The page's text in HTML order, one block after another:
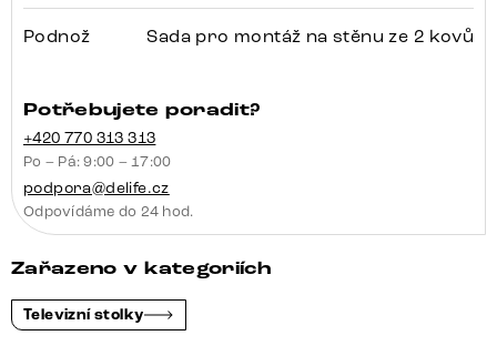
Podnož Sada pro montáž na stěnu ze 2 kovů
Potřebujete poradit?
+420 770 313 313
Po – Pá: 9:00 – 17:00
podpora@delife.cz
Odpovídáme do 24 hod.
Zařazeno v kategoriích
Televizní stolky